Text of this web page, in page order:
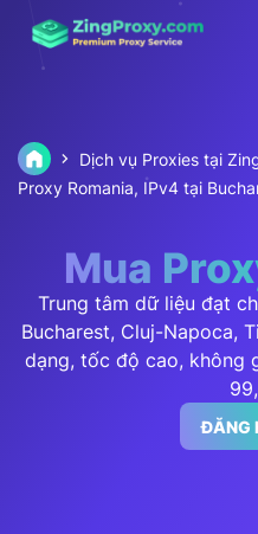
Dịch vụ Proxies tại
Proxy Romania, IPv4 tại
Mua
Trung tâm dữ liệu đạt
Bucharest, Cluj-Napoca,
dạng, tốc độ cao, không
ĐĂNG